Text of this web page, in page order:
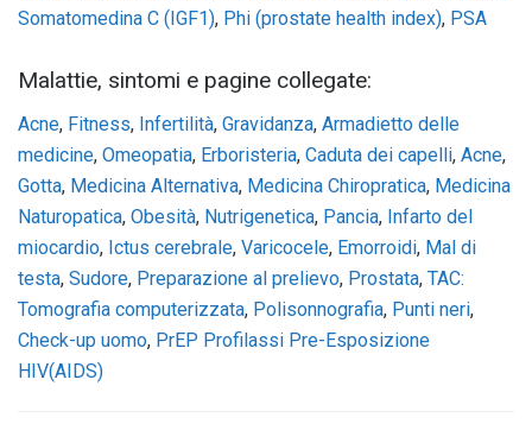
Somatomedina C (IGF1), Phi (prostate health index), PSA
Malattie, sintomi e pagine collegate:
Acne, Fitness, Infertilità, Gravidanza, Armadietto delle
medicine, Omeopatia, Erboristeria, Caduta dei capelli, Acne,
Gotta, Medicina Alternativa, Medicina Chiropratica, Medicina
Naturopatica, Obesità, Nutrigenetica, Pancia, Infarto del
miocardio, Ictus cerebrale, Varicocele, Emorroidi, Mal di
testa, Sudore, Preparazione al prelievo, Prostata, TAC:
Tomografia computerizzata, Polisonnografia, Punti neri,
Check-up uomo, PrEP Profilassi Pre-Esposizione
HIV(AIDS)